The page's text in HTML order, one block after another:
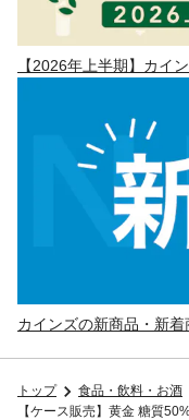
【2026年上半期】カイ
カインズの新商品・新着
トップ 食品・飲料・お酒
【ケース販売】黄金 糖質